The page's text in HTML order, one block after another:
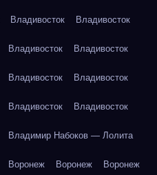
Владивосток Владивосток
Владивосток Владивосток
Владивосток Владивосток
Владивосток Владивосток
Владимир Набоков — Лолита
Воронеж Воронеж Воронеж